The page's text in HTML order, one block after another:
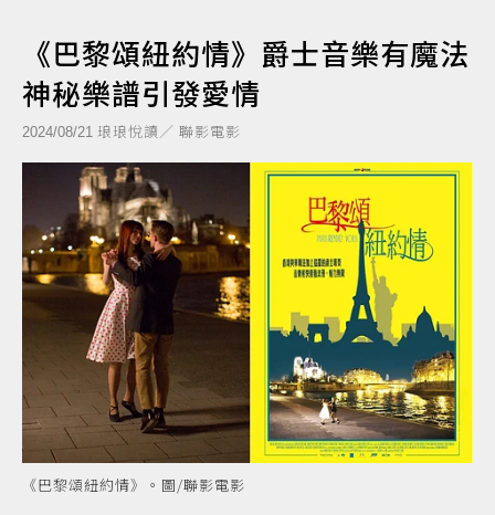
《巴黎頌紐約情》爵士音樂有魔法
神秘樂譜引發愛情
2024/08/21 琅琅悅讀／ 聯影電影
《巴黎頌紐約情》。圖/聯影電影